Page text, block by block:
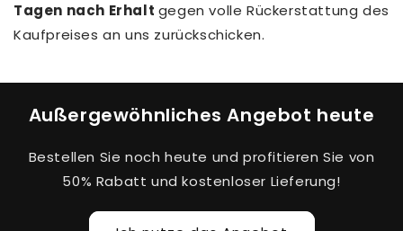
Tagen nach Erhalt gegen volle Rückerstattung des
Kaufpreises an uns zurückschicken.
Außergewöhnliches Angebot heute
Bestellen Sie noch heute und profitieren Sie von
50% Rabatt und kostenloser Lieferung!